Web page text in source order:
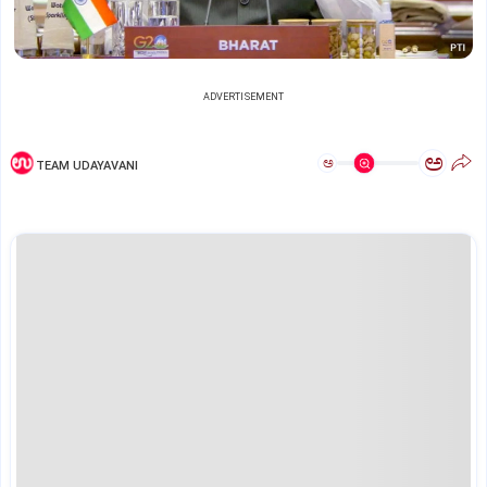
ADVERTISEMENT
TEAM UDAYAVANI ಅ ಅ